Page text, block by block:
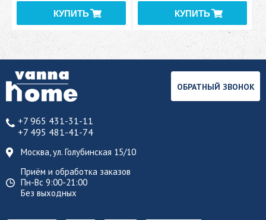
+7 965 431-31-11
+7 495 481-41-74
Москва, ул. Голубинская 15/10
Приём и обработка заказов
Пн-Вс 9:00-21:00
Без выходных
ОБРАТНЫЙ ЗВОНОК